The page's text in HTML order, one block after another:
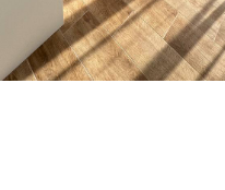
пр-т д.25